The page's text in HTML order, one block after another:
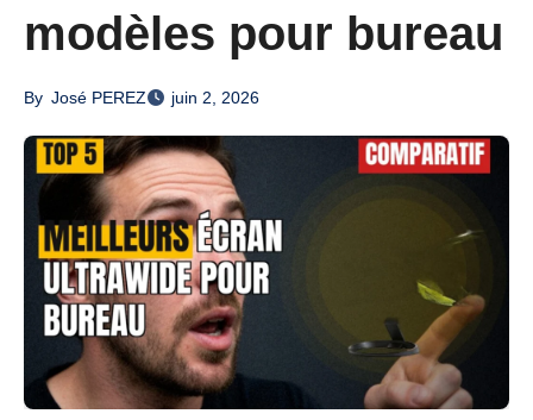
modèles pour bureau
By José PEREZ juin 2, 2026